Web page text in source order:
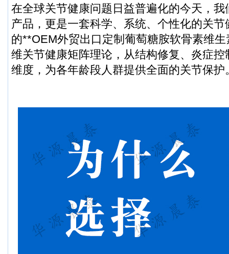
在全球关节健康问题日益普遍化的今天，
产品，更是一套科学、系统、个性化的关
的**OEM外贸出口定制葡萄糖胺软骨素维
维关节健康矩阵理论，从结构修复、炎症
维度，为各年龄段人群提供全面的关节保护